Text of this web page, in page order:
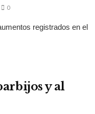
0
registrados en el
y al